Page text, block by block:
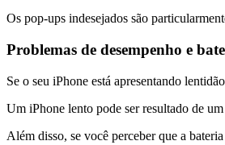
Os pop-ups indesejados são
Problemas de desempenho e
Se o seu iPhone está apresentando
Um iPhone lento pode ser resultado de
Além disso, se você perceber que a